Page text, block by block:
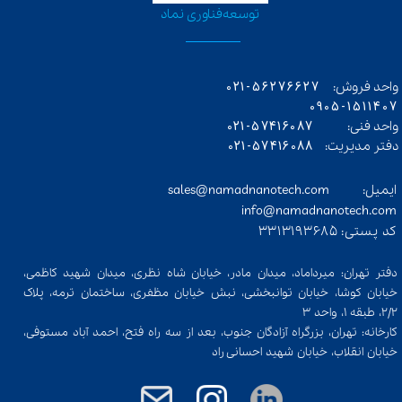
واحد فروش: 56276627-021
0905-1511407
واحد فنی: 57416087-021
دفتر مدیریت: 57416088-021
​توسعه‌فناوری‌ نماد
ایمیل: sales@namadnanotech.com
info@namadnanotech.com​​​​​​​
کد پستی: 3313193685​​​​​​​
دفتر تهران: میرداماد، میدان مادر، خیابان شاه نظری، میدان شهید کاظمی،
خیابان کوشا، خیابان توانبخشی، نبش خیابان مظفری، ساختمان ترمه، پلاک
٢/٢، طبقه ١، واحد ٣
کارخانه: تهران، بزرگراه آزادگان جنوب، بعد از سه راه فتح، احمد آباد مستوفی،
خیابان انقلاب، خیابان شهید احسانی راد